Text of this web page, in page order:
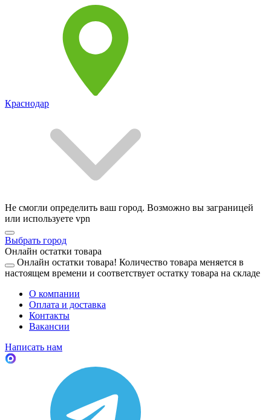
Краснодар
Не смогли определить ваш город. Возможно вы заграницей
или используете vpn
Выбрать город
Онлайн остатки товара
Онлайн остатки товара! Количество товара меняется в
настоящем времени и соответствует остатку товара на складе
О компании
Оплата и доставка
Контакты
Вакансии
Написать нам